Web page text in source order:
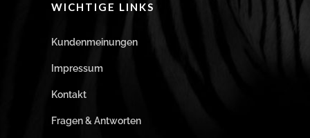
WICHTIGE LINKS
Kundenmeinungen
Impressum
Kontakt
Fragen & Antworten